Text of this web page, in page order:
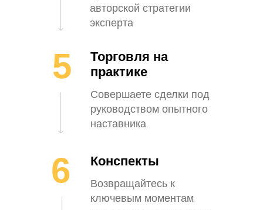
Торговля на
практике
5
Совершаете сделки под
руководством опытного
наставника
авторской стратегии
эксперта
Конспекты
6
Возвращайтесь к
ключевым моментам